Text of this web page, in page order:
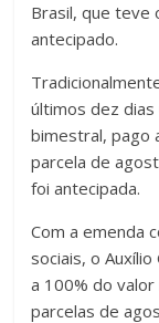
Brasil, que teve
antecipado.
últimos dez
bimestral, pago
parcela de
foi antecipada.
Com a emenda
sociais, o
a 100% do
parcelas de